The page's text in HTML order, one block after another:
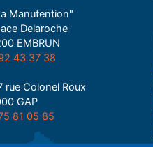
Manutention"
Delaroche
EMBRUN
43 37 38
rue Colonel Roux
GAP
81 05 85